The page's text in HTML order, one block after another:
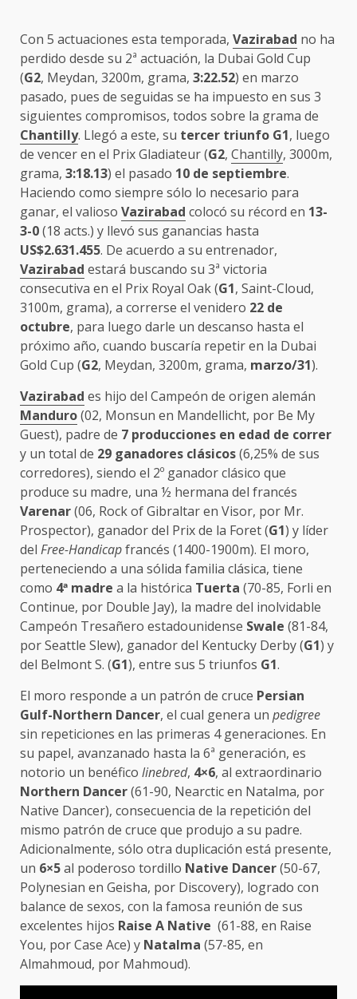
Con 5 actuaciones esta temporada, Vazirabad no ha
perdido desde su 2ª actuación, la Dubai Gold Cup
(G2, Meydan, 3200m, grama, 3:22.52) en marzo
pasado, pues de seguidas se ha impuesto en sus 3
siguientes compromisos, todos sobre la grama de
Chantilly. Llegó a este, su tercer triunfo G1, luego
de vencer en el Prix Gladiateur (G2, Chantilly, 3000m,
grama, 3:18.13) el pasado 10 de septiembre.
Haciendo como siempre sólo lo necesario para
ganar, el valioso Vazirabad colocó su récord en 13-
3-0(18 acts.) y llevó sus ganancias hasta
US$2.631.455. De acuerdo a su entrenador,
Vazirabad estará buscando su 3ª victoria
consecutiva en el Prix Royal Oak (G1, Saint-Cloud,
3100m, grama), a correrse el venidero 22 de
octubre, para luego darle un descanso hasta el
próximo año, cuando buscaría repetir en la Dubai
Gold Cup (G2, Meydan, 3200m, grama, marzo/31).
Vazirabad es hijo del Campeón de origen alemán
Manduro(02, Monsun en Mandellicht, por Be My
Guest), padre de 7 producciones en edad de correr
y un total de 29 ganadores clásicos(6,25% de sus
corredores), siendo el 2º ganador clásico que
produce su madre, una ½ hermana del francés
Varenar(06, Rock of Gibraltar en Visor, por Mr.
Prospector), ganador del Prix de la Foret (G1) y líder
del Free-Handicapfrancés (1400-1900m). El moro,
perteneciendo a una sólida familia clásica, tiene
como 4ª madre a la histórica Tuerta (70-85, Forli en
Continue, por Double Jay), la madre del inolvidable
Campeón Tresañero estadounidense Swale (81-84,
por Seattle Slew), ganador del Kentucky Derby (G1) y
del Belmont S. (G1), entre sus 5 triunfos G1.
El moro responde a un patrón de cruce Persian
Gulf-Northern Dancer, el cual genera un pedigree
sin repeticiones en las primeras 4 generaciones. En
su papel, avanzanado hasta la 6ª generación, es
notorio un benéfico linebred, 4×6, al extraordinario
Northern Dancer(61-90, Nearctic en Natalma, por
Native Dancer), consecuencia de la repetición del
mismo patrón de cruce que produjo a su padre.
Adicionalmente, sólo otra duplicación está presente,
un 6×5al poderoso tordillo Native Dancer(50-67,
Polynesian en Geisha, por Discovery), logrado con
balance de sexos, con la famosa reunión de sus
excelentes hijos Raise A Native (61-88, en Raise
You, por Case Ace) y Natalma (57-85, en
Almahmoud, por Mahmoud).